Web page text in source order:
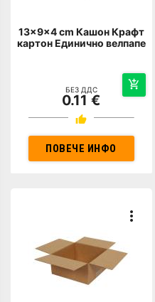
13x9x4 cm Кашон Крафт
картон Единично велпапе
БЕЗ ДДС
0.11 €
ПОВЕЧЕ ИНФО